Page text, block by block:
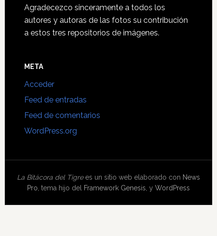
Agradecezco sinceramente a todos los
autores y autoras de las fotos su contribución
a estos tres repositorios de imágenes.
META
Acceder
Feed de entradas
Feed de comentarios
WordPress.org
La Bitácora del Tigrees un sitio web elaborado con News
Pro , tema hijo del Framework Genesis , y WordPress